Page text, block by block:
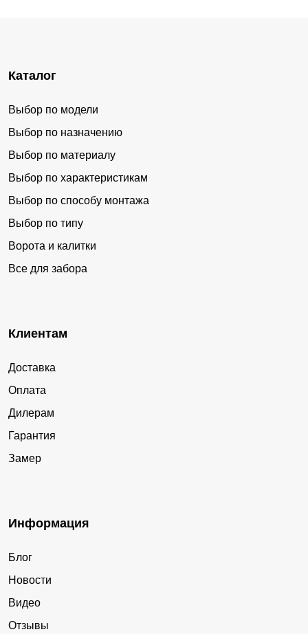
Каталог
Выбор по модели
Выбор по назначению
Выбор по материалу
Выбор по характеристикам
Выбор по способу монтажа
Выбор по типу
Ворота и калитки
Все для забора
Клиентам
Доставка
Оплата
Дилерам
Гарантия
Замер
Информация
Блог
Новости
Видео
Отзывы